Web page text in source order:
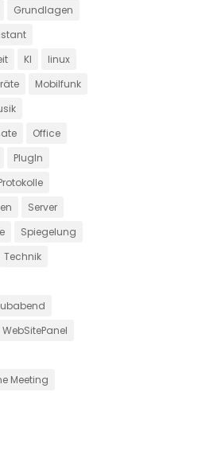
Grundlagen
KI
linux
Mobilfunk
Office
PlugIn
Server
Spiegelung
Technik
WebSitePanel
Meeting